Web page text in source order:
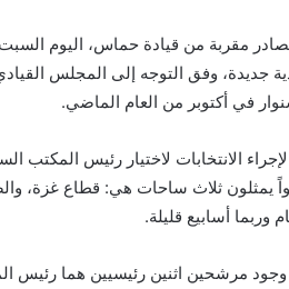
مقربة من قيادة حماس، اليوم
جديدة، وفق التوجه إلى المجلس
في أكتوبر من العام الماضي.
الانتخابات لاختيار رئيس
العام، الذي يضم حوالي 50 عضواً يمثلون ثلاث ساحات هي:
أسابيع قليلة.
وجود مرشحين اثنين رئيسيين هما